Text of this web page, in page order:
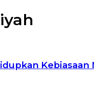
Kebiasaan